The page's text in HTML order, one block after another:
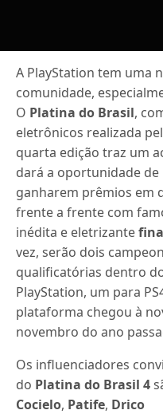
A PlayStation tem uma
comunidade,
O Platina do Brasil,
eletrônicos realizada
quarta edição traz um
dará a oportunidade
ganharem prêmios em
frente a frente com
inédita e eletrizante
vez, serão dois
qualificatórias dentro
PlayStation, um para
plataforma chegou à
novembro do ano
Os influenciadores
do Platina do Brasil 4
Cocielo, Patife, Drico